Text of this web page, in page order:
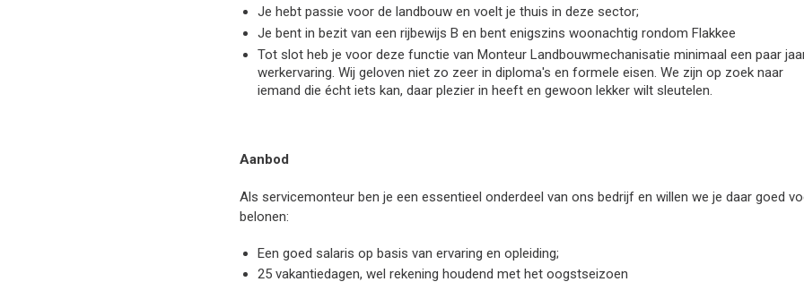
Je hebt passie voor de landbouw en voelt je thuis in deze sector;
Je bent in bezit van een rijbewijs B en bent enigszins woonachtig rondom Flakkee
Tot slot heb je voor deze functie van Monteur Landbouwmechanisatie minimaal een paar
werkervaring. Wij geloven niet zo zeer in diploma's en formele eisen. We zijn op zoek naar
iemand die écht iets kan, daar plezier in heeft en gewoon lekker wilt sleutelen.
Aanbod
Als servicemonteur ben je een essentieel onderdeel van ons bedrijf en willen we je daar goed
belonen:
Een goed salaris op basis van ervaring en opleiding;
25 vakantiedagen, wel rekening houdend met het oogstseizoen